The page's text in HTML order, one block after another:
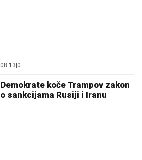
08:13|0
Demokrate koče Trampov zakon
o sankcijama Rusiji i Iranu